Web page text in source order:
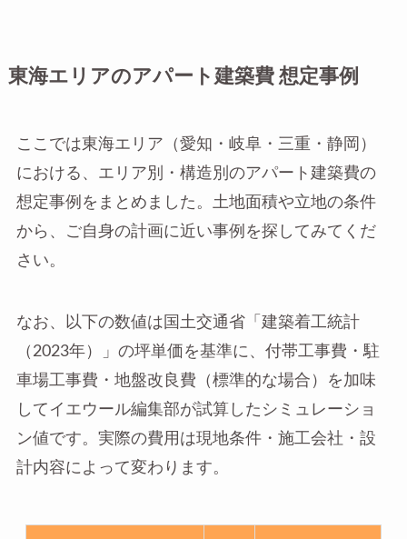
東海エリアのアパート建築費 想定事例
ここでは東海エリア（愛知・岐阜・三重・静岡）
における、エリア別・構造別のアパート建築費の
想定事例をまとめました。土地面積や立地の条件
から、ご自身の計画に近い事例を探してみてくだ
さい。
なお、以下の数値は国土交通省「建築着工統計
（2023年）」の坪単価を基準に、付帯工事費・駐
車場工事費・地盤改良費（標準的な場合）を加味
してイエウール編集部が試算したシミュレーショ
ン値です。実際の費用は現地条件・施工会社・設
計内容によって変わります。